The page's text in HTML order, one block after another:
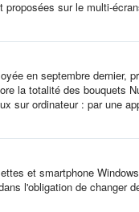
proposées sur le multi-
en septembre dernier,
la totalité des bouquets
sur ordinateur : par une
et smartphone
l'obligation de changer